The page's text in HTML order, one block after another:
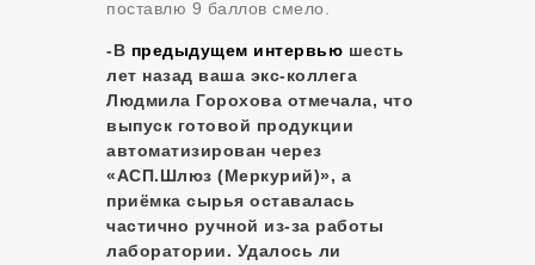
поставлю 9 баллов смело.
-В предыдущем интервью шесть
лет назад ваша экс-коллега
Людмила Горохова отмечала, что
выпуск готовой продукции
автоматизирован через
«АСП.Шлюз (Меркурий)», а
приёмка сырья оставалась
частично ручной из-за работы
лаборатории. Удалось ли